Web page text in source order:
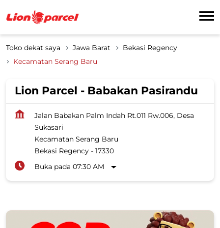
Toko dekat saya Jawa Barat
Bekasi Regency
Kecamatan Serang Baru
Lion Parcel - Babakan Pasirandu
Jalan Babakan Palm Indah Rt.011 Rw.006, Desa
Sukasari
Kecamatan Serang Baru
Bekasi Regency - 17330
Buka pada 07:30 AM